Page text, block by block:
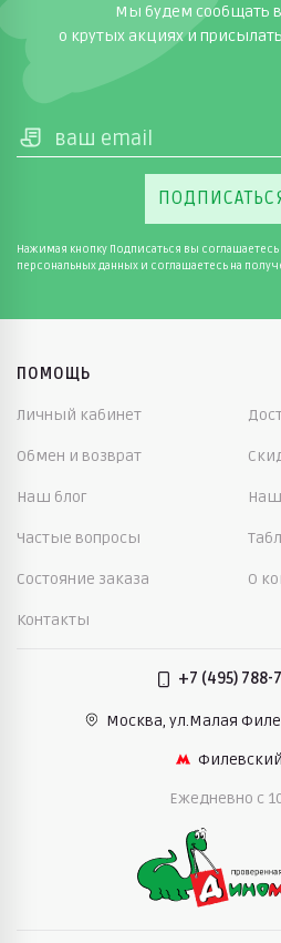
Мы будем сообщать
о крутых акциях и
Нажимая кнопку Подписаться вы соглашаетесь
персональных данных и соглашаетесь на
ПОМОЩЬ
Личный кабинет
Обмен и возврат
Наш блог
Частые вопросы
Состояние заказа О
Контакты
+7 (495) 788-
Москва, ул.Малая
Ежедневно c